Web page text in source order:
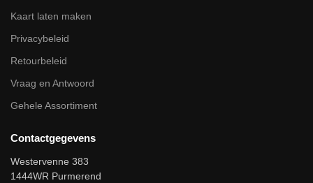
Kaart laten maken
Privacybeleid
Retourbeleid
Vraag en Antwoord
Gehele Assortiment
Contactgegevens
Westervenne 383
1444WR Purmerend